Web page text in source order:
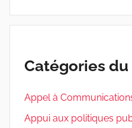
Catégories du
Appel à
Appui aux politiques